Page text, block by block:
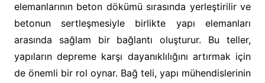
elemanlarının beton dökümü sırasında yerleştirilir ve
betonun sertleşmesiyle birlikte yapı elemanları
arasında sağlam bir bağlantı oluşturur. Bu teller,
yapıların depreme karşı dayanıklılığını artırmak için
de önemli bir rol oynar. Bağ teli, yapı mühendislerinin